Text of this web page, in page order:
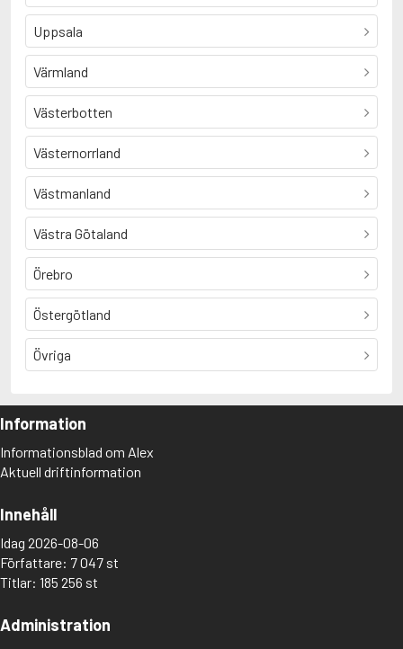
Uppsala
Värmland
Västerbotten
Västernorrland
Västmanland
Västra Götaland
Örebro
Östergötland
Övriga
Information
Informationsblad om Alex
Aktuell driftinformation
Innehåll
Idag 2026-08-06
Författare: 7 047 st
Titlar: 185 256 st
Administration